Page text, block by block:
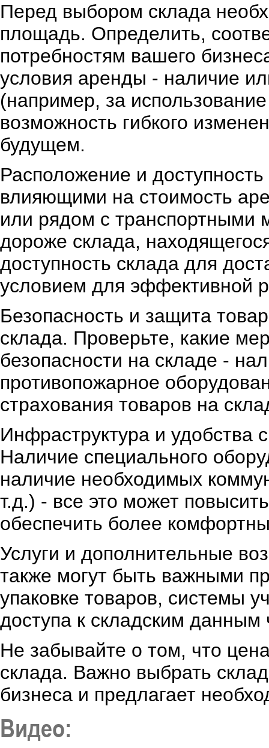
Перед выбором склада
площадь. Определить,
потребностям вашего
условия аренды - наличие
(например, за
возможность гибкого
будущем.
Расположение и
влияющими на стоимость
или рядом с транспортными
дороже склада,
доступность склада для
условием для эффективной
Безопасность и защита
склада. Проверьте, какие
безопасности на складе -
противопожарное
страхования товаров на
Инфраструктура и удобства
Наличие специального
наличие необходимых
т.д.) - все это может
обеспечить более
Услуги и дополнительные
также могут быть важными
упаковке товаров, системы
доступа к складским данным
Не забывайте о том, что
склада. Важно выбрать
бизнеса и предлагает
Видео: